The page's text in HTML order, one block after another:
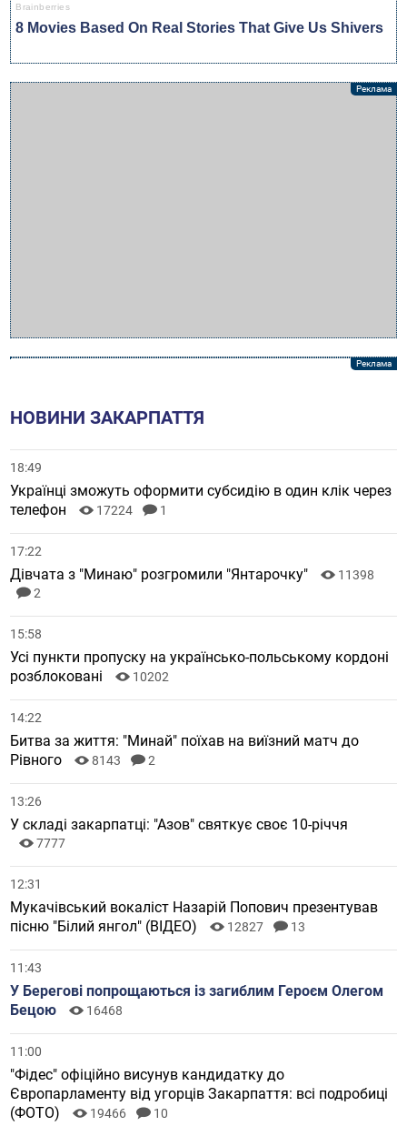
НОВИНИ ЗАКАРПАТТЯ
18:49
Українці зможуть оформити субсидію в один клік через
телефон
17224 1
17:22
Дівчата з "Минаю" розгромили "Янтарочку"
11398
2
15:58
Усі пункти пропуску на українсько-польському кордоні
розблоковані
10202
14:22
Битва за життя: "Минай" поїхав на виїзний матч до
Рівного
8143 2
13:26
У складі закарпатці: "Азов" святкує своє 10-річчя
7777
12:31
Мукачівський вокаліст Назарій Попович презентував
пісню "Білий янгол" (ВІДЕО)
12827 13
11:43
У Берегові попрощаються із загиблим Героєм Олегом
Бецою
16468
11:00
"Фідес" офіційно висунув кандидатку до
Європарламенту від угорців Закарпаття: всі подробиці
(ФОТО)
19466 10